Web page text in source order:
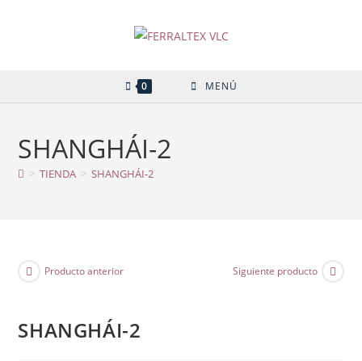
0 MENÚ
SHANGHÁI-2
> TIENDA > SHANGHÁI-2
Producto anterior Siguiente producto
SHANGHÁI-2